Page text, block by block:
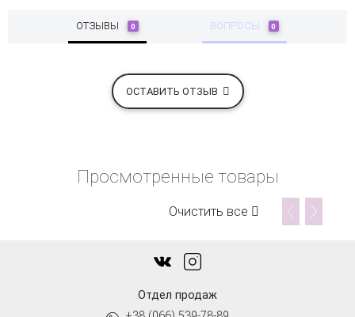
ОТЗЫВЫ 0 ВОПРОСЫ 0
ОСТАВИТЬ ОТЗЫВ
Просмотренные товары
Очистить все
Отдел продаж